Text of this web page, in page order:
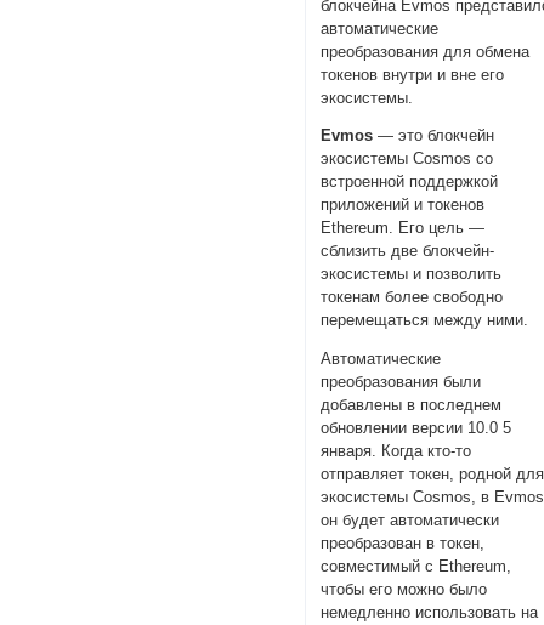
блокчейна Evmos
автоматические
преобразования для обмена
токенов внутри и вне его
экосистемы.
Evmos — это блокчейн
экосистемы Cosmos со
встроенной поддержкой
приложений и токенов
Ethereum. Его цель —
сблизить две блокчейн-
экосистемы и позволить
токенам более свободно
перемещаться между ними.
Автоматические
преобразования были
добавлены в последнем
обновлении версии 10.0 5
января. Когда кто-то
отправляет токен, родной для
экосистемы Cosmos, в
он будет автоматически
преобразован в токен,
совместимый с Ethereum,
чтобы его можно было
немедленно использовать на